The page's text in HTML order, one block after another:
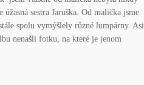
úžasná sestra Jaruška. Od malička jsme
spolu vymýšlely různé lumpárny. Asi
nenašli fotku, na které je jenom